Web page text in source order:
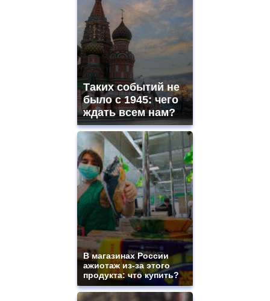
Таких событий не
было с 1945: чего
ждать всем нам?
В магазинах России
ажиотаж из-за этого
продукта: что купить?